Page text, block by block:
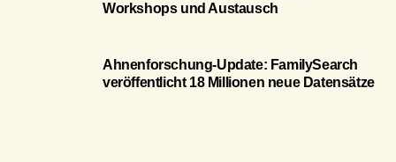
Workshops und Austausch
Ahnenforschung-Update: FamilySearch
veröffentlicht 18 Millionen neue Datensätze